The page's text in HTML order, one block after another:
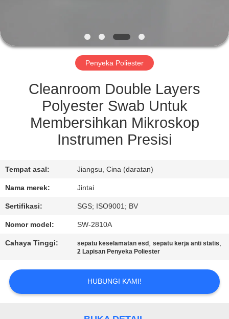
KUALITAS
KAMI
BERITA
MINTA
SITEMAP
POLICY
Penyeka Poliester
Cleanroom Double Layers
Polyester Swab Untuk
Membersihkan Mikroskop
Instrumen Presisi
Tempat asal: Jiangsu, Cina (daratan)
Nama merek: Jintai
Sertifikasi: SGS; ISO9001; BV
Nomor model: SW-2810A
Cahaya Tinggi: sepatu keselamatan esd ,sepatu kerja anti statis,
2 Lapisan Penyeka Poliester
HUBUNGI KAMI!